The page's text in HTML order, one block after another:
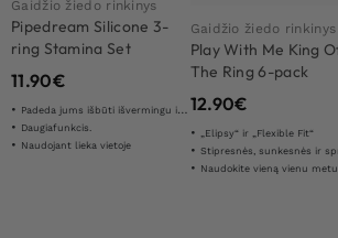
Gaidžio žiedo rinkinys
Pipedream Silicone 3-
ring Stamina Set
11.90€
Padeda jums išbūti išvermingu ilgiau
Daugiafunkcis.
Naudojant lieka vietoje
Gaidžio žiedo rinkinys
Play With Me King
The Ring 6-pack
12.90€
„Elipsy“ ir „Flexible Fit“
Stipresnės, sunkesnės ir sprogstamesnės
Naudokite vieną vienu metu ar